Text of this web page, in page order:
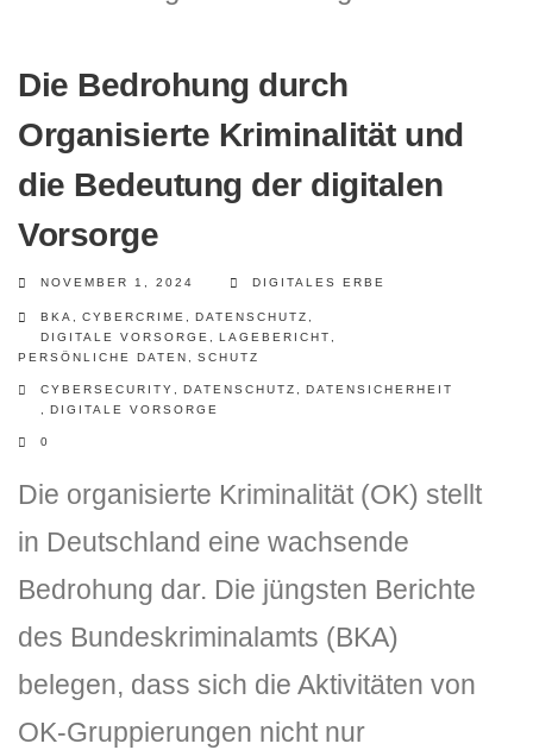
Die Bedrohung durch
Organisierte Kriminalität und
die Bedeutung der digitalen
Vorsorge
NOVEMBER 1, 2024 DIGITALES ERBE
BKA CYBERCRIME DATENSCHUTZ
DIGITALE VORSORGE
LAGEBERICHT
PERSÖNLICHE DATEN
SCHUTZ
CYBERSECURITY DATENSCHUTZ
DATENSICHERHEIT
DIGITALE VORSORGE
0
Die organisierte Kriminalität (OK) stellt
in Deutschland eine wachsende
Bedrohung dar. Die jüngsten Berichte
des Bundeskriminalamts (BKA)
belegen, dass sich die Aktivitäten von
OK-Gruppierungen nicht nur